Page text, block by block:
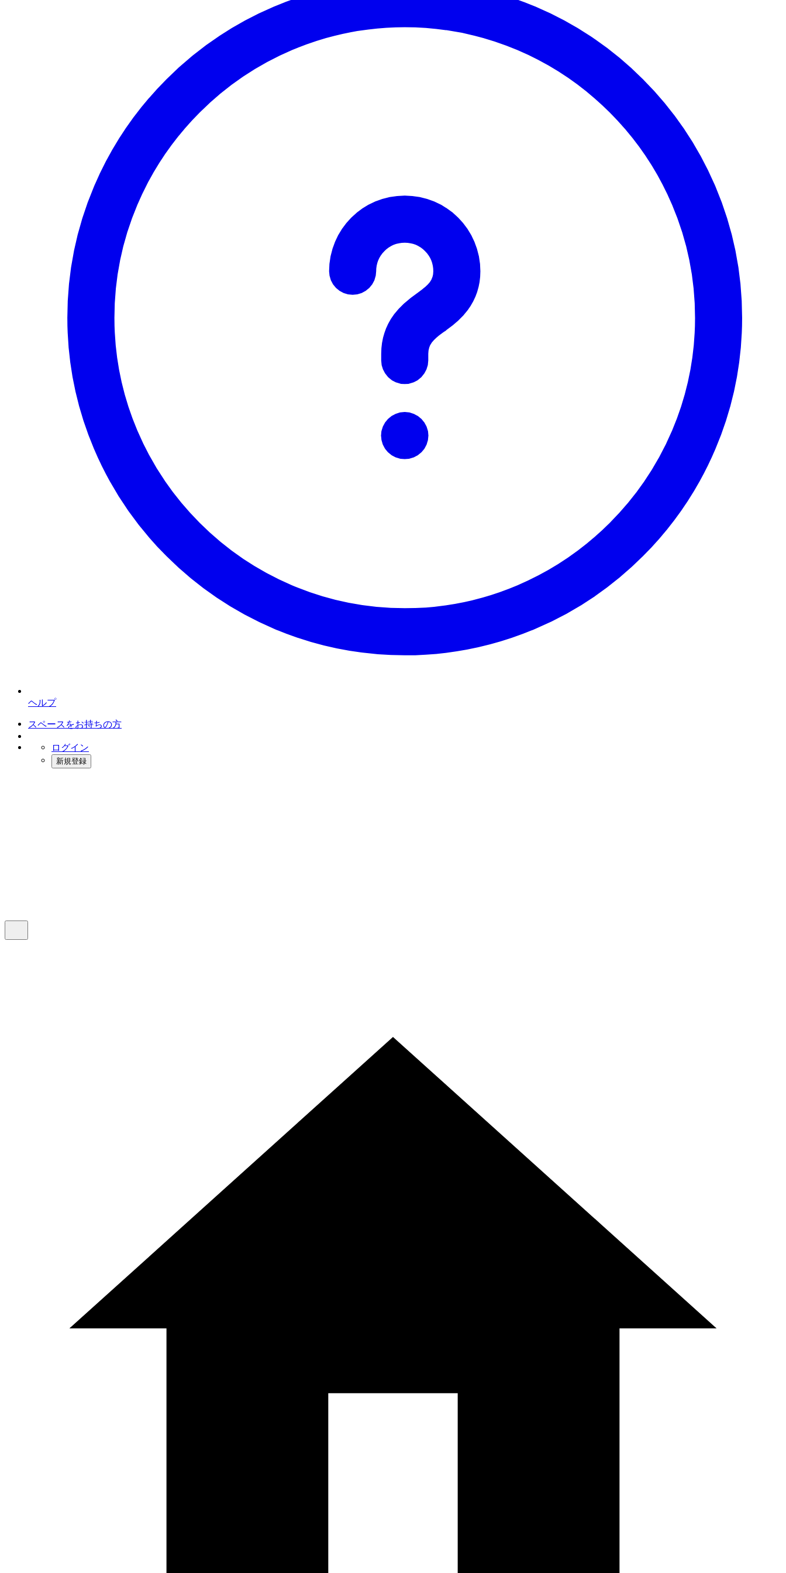
ヘルプ
スペースをお持ちの方
ログイン
新規登録